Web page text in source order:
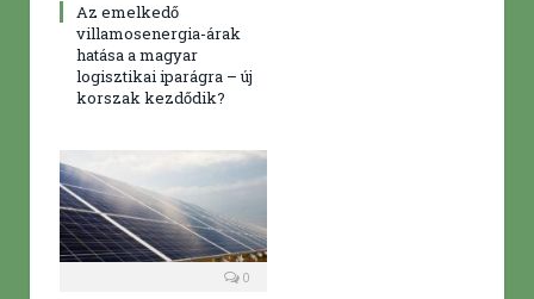
Az emelkedő
villamosenergia-árak
hatása a magyar
logisztikai iparágra – új
korszak kezdődik?
0